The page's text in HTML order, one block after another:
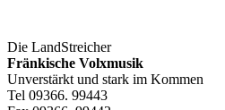
Die LandStreicher
Fränkische Volxmusik
Unverstärkt und stark im Kommen
Tel 09366. 99443